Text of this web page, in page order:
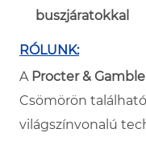
buszjáratokkal
RÓLUNK:
A Procter & Gamble
Csömörön
világszínvonalú